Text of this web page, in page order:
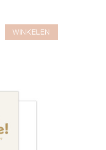
WINKELEN